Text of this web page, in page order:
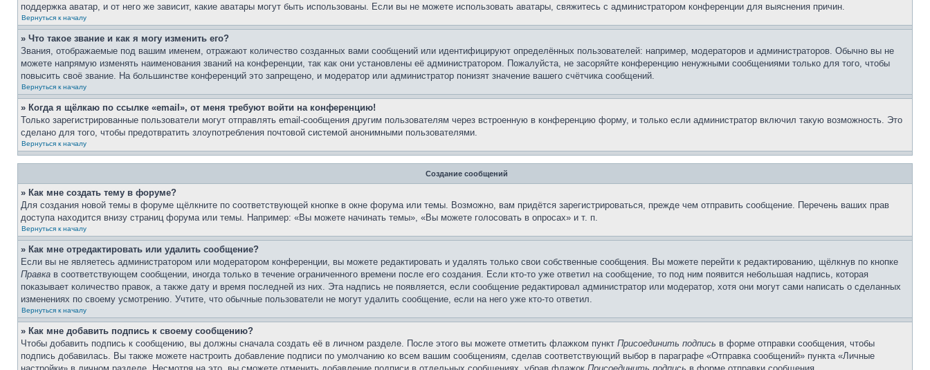
поддержка аватар, и от него же зависит, какие аватары могут быть использованы. Если вы не можете использовать аватары, свяжитесь с администратором конференции для выяснения причин.
Вернуться к началу
» Что такое звание и как я могу изменить его?
Звания, отображаемые под вашим именем, отражают количество созданных вами сообщений или идентифицируют определённых пользователей: например, модераторов и администраторов. Обычно вы не
можете напрямую изменять наименования званий на конференции, так как они установлены её администратором. Пожалуйста, не засоряйте конференцию ненужными сообщениями только для того, чтобы
повысить своё звание. На большинстве конференций это запрещено, и модератор или администратор понизят значение вашего счётчика сообщений.
Вернуться к началу
» Когда я щёлкаю по ссылке «email», от меня требуют войти на конференцию!
Только зарегистрированные пользователи могут отправлять email-сообщения другим пользователям через встроенную в конференцию форму, и только если администратор включил такую возможность. Это
сделано для того, чтобы предотвратить злоупотребления почтовой системой анонимными пользователями.
Вернуться к началу
Создание сообщений
» Как мне создать тему в форуме?
Для создания новой темы в форуме щёлкните по соответствующей кнопке в окне форума или темы. Возможно, вам придётся зарегистрироваться, прежде чем отправить сообщение. Перечень ваших прав
доступа находится внизу страниц форума или темы. Например: «Вы можете начинать темы», «Вы можете голосовать в опросах» и т. п.
Вернуться к началу
» Как мне отредактировать или удалить сообщение?
Если вы не являетесь администратором или модератором конференции, вы можете редактировать и удалять только свои собственные сообщения. Вы можете перейти к редактированию, щёлкнув по кнопке
Правка в соответствующем сообщении, иногда только в течение ограниченного времени после его создания. Если кто-то уже ответил на сообщение, то под ним появится небольшая надпись, которая
показывает количество правок, а также дату и время последней из них. Эта надпись не появляется, если сообщение редактировал администратор или модератор, хотя они могут сами написать о сделанных
изменениях по своему усмотрению. Учтите, что обычные пользователи не могут удалить сообщение, если на него уже кто-то ответил.
Вернуться к началу
» Как мне добавить подпись к своему сообщению?
Чтобы добавить подпись к сообщению, вы должны сначала создать её в личном разделе. После этого вы можете отметить флажком пункт Присоединить подпись в форме отправки сообщения, чтобы
подпись добавилась. Вы также можете настроить добавление подписи по умолчанию ко всем вашим сообщениям, сделав соответствующий выбор в параграфе «Отправка сообщений» пункта «Личные